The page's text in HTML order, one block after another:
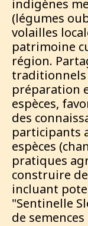
indigènes
(légumes
volailles
patrimoine
région.
traditionnels
préparation
espèces,
des
participants
espèces
pratiques
construire
incluant
"Sentinelle
de